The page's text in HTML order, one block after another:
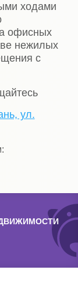
ходами
офисных
нежилых
с
ул.